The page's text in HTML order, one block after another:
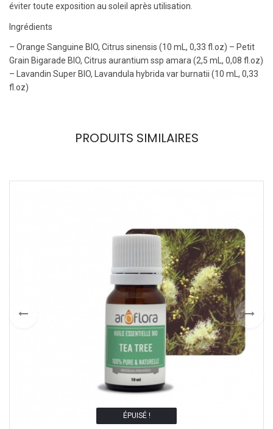
éviter toute exposition au soleil après utilisation.
Ingrédients
– Orange Sanguine BIO, Citrus sinensis (10 mL, 0,33 fl.oz) – Petit
Grain Bigarade BIO, Citrus aurantium ssp amara (2,5 mL, 0,08 fl.oz)
– Lavandin Super BIO, Lavandula hybrida var burnatii (10 mL, 0,33
fl.oz)
PRODUITS SIMILAIRES
ÉPUISÉ !